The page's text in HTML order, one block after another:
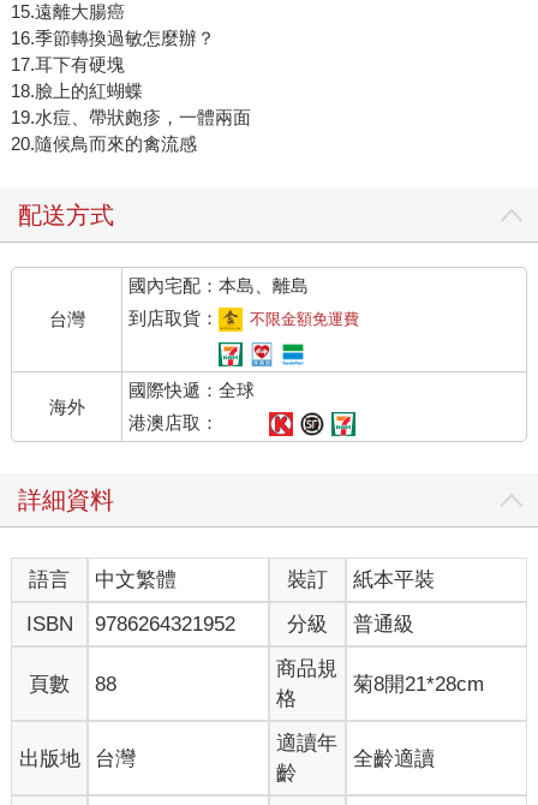
15.遠離大腸癌
16.季節轉換過敏怎麼辦？
17.耳下有硬塊
18.臉上的紅蝴蝶
19.水痘、帶狀皰疹，一體兩面
20.隨候鳥而來的禽流感
配送方式
台灣
國內宅配：本島、離島
到店取貨：
不限金額免運費
海外
國際快遞：全球
港澳店取：
詳細資料
語言 中文繁體 裝訂
紙本平裝
ISBN
9786264321952 分級 普通級
頁數 88
商品規
格
菊8開21*28cm
出版地 台灣
適讀年
齡
全齡適讀